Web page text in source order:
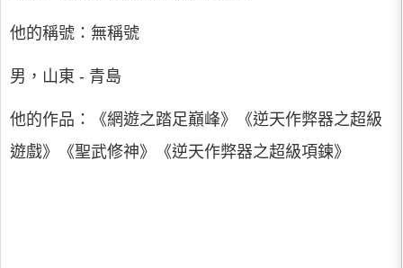
他的稱號：無稱號
男，山東 - 青島
他的作品：《網遊之踏足巔峰》《逆天作弊器之超級
遊戲》《聖武修神》《逆天作弊器之超級項鍊》